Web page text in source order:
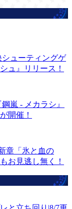
ューティングゲ
ュ』リリース！
嵐 - メカラシ』
開催！
章「氷と血の
お見逃し無く！